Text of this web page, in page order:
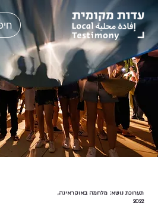
תערוכת נושא: מלחמה באוקראינה,
2022